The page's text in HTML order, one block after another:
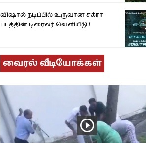
விஷால் நடிப்பில் உருவான சக்ரா
படத்தின் டிரைலர் வெளியீடு !
வைரல் வீடியோக்கள்